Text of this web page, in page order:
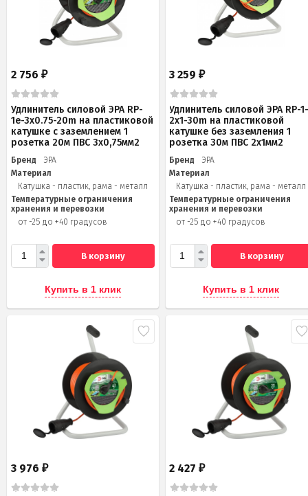
2 756 ₽
Удлинитель силовой ЭРА RP-
1e-3х0.75-20m на пластиковой
катушке c заземлением 1
розетка 20м ПВС 3х0,75мм2
Бренд
ЭРА
Материал
Катушка - пластик, рама - металл
Температурные ограничения
хранения и перевозки
от -25 до +40 градусов
В корзину
Купить в 1 клик
3 259₽
Удлинитель силовой ЭРА RP-
2x1-30m на пластиковой
катушке без заземления 1
розетка 30м ПВС 2x1мм2
Бренд
ЭРА
Материал
Катушка - пластик, рама - металл
Температурные ограничения
хранения и перевозки
от -25 до +40 градусов
В корзину
Купить в 1 клик
3 976 ₽ 2 427₽